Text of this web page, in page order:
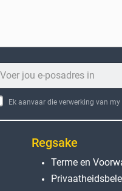
Ek aanvaar die verwerking van
Regsake
Terme en